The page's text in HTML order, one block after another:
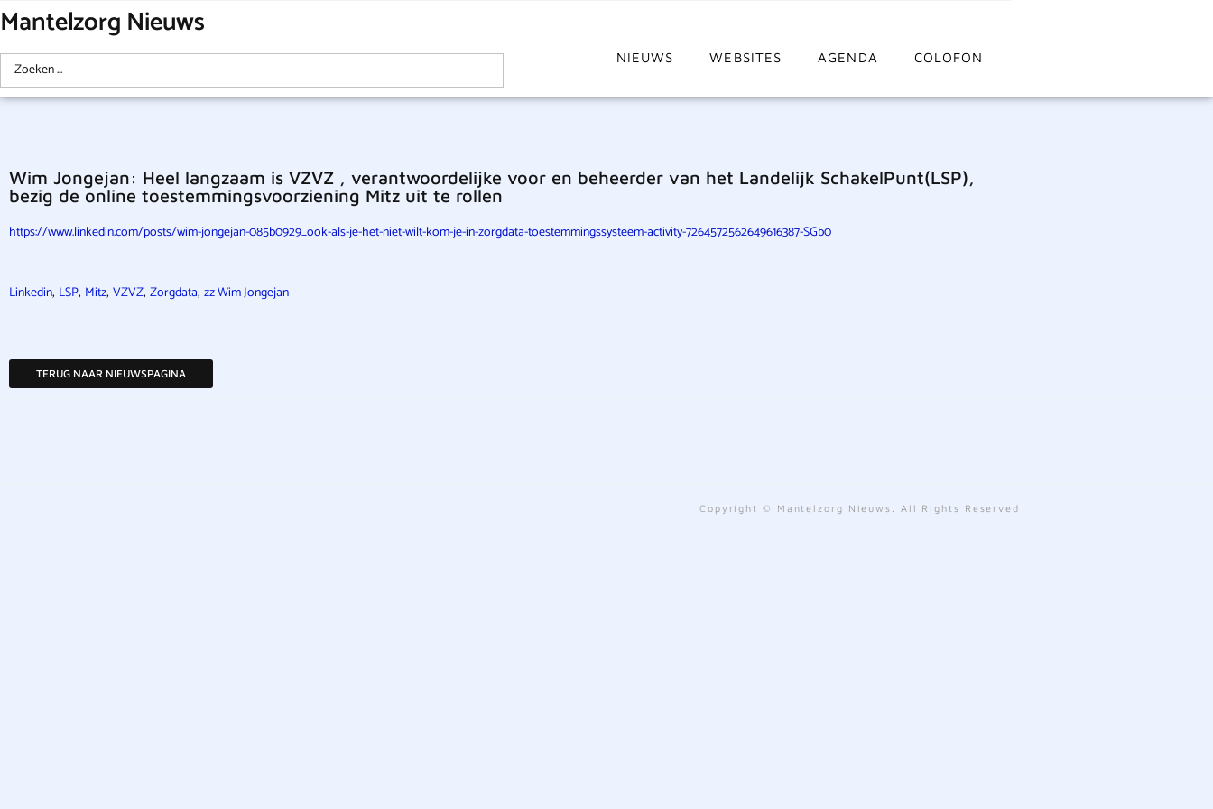
Mantelzorg Nieuws
NIEUWS WEBSITES AGENDA COLOFON
Wim Jongejan: Heel langzaam is VZVZ , verantwoordelijke voor en beheerder van het Landelijk SchakelPunt(LSP),
bezig de online toestemmingsvoorziening Mitz uit te rollen
https://www.linkedin.com/posts/wim-jongejan-085b0929_ook-als-je-het-niet-wilt-kom-je-in-zorgdata-toestemmingssysteem-activity-7264572562649616387-SGb0
Linkedin, LSP, Mitz, VZVZ, Zorgdata, zz Wim Jongejan
TERUG NAAR NIEUWSPAGINA
Copyright © Mantelzorg Nieuws. All Rights Reserved